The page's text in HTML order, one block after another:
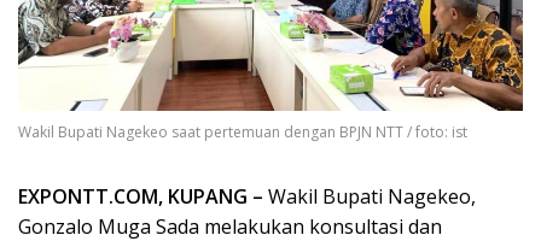
Wakil Bupati Nagekeo saat pertemuan dengan BPJN NTT / foto: ist
EXPONTT.COM, KUPANG – Wakil Bupati Nagekeo,
Gonzalo Muga Sada melakukan konsultasi dan